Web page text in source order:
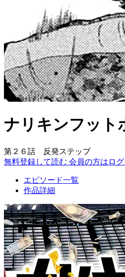
ナリキンフット
第２６話 反発ステップ
無料登録して読む 会員の方はロ
エピソード一覧
作品詳細